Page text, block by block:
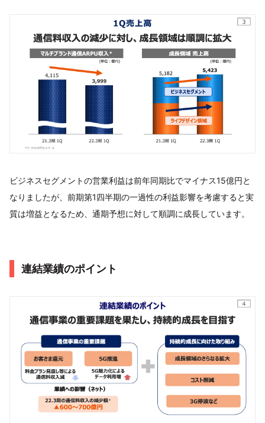
ビジネスセグメントの営業利益は前年同期比でマイナス15億円と
なりましたが、前期第1四半期の一過性の利益影響を考慮すると実
質は増益となるため、通期予想に対して順調に成長しています。
連結業績のポイント